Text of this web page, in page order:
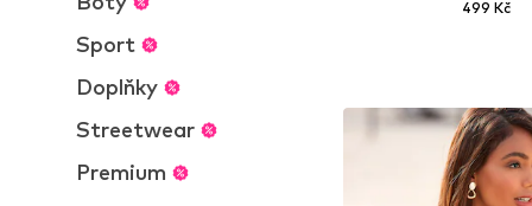
Sport
Doplňky
Streetwear
Premium
499 Kč